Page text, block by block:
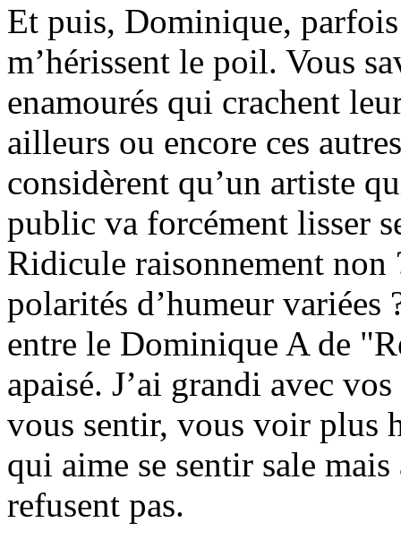
Et puis, Dominique,
m’hérissent le poil. Vous
enamourés qui crachent
ailleurs ou encore ces
considèrent qu’un artiste
public va forcément lisser
Ridicule raisonnement non
polarités d’humeur variées
entre le Dominique A de
apaisé. J’ai grandi avec
vous sentir, vous voir plus
qui aime se sentir sale
refusent pas.